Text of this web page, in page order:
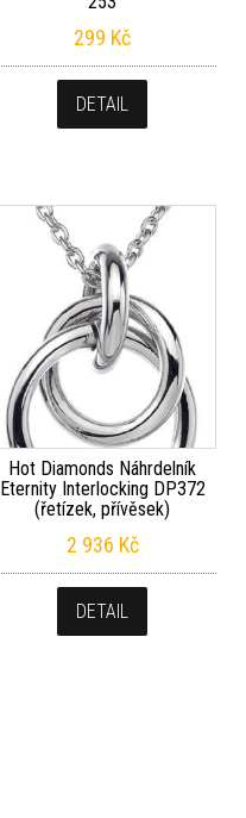
299 Kč
DETAIL
Hot Diamonds Náhrdelník
Eternity Interlocking DP372
(řetízek, přívěsek)
2 936 Kč
DETAIL